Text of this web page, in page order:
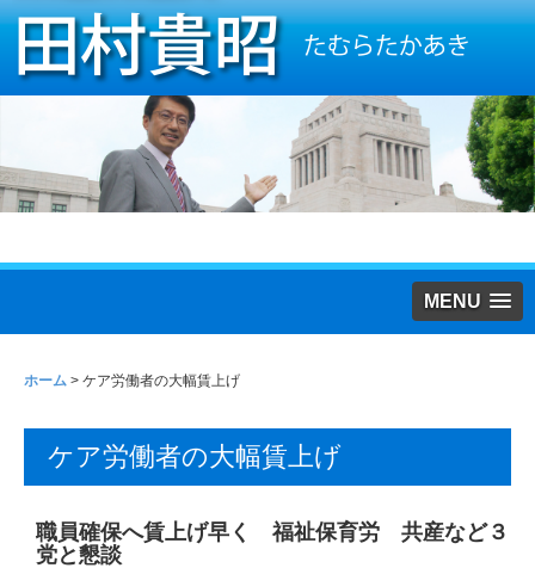
MENU
ホーム > ケア労働者の大幅賃上げ
ケア労働者の大幅賃上げ
職員確保へ賃上げ早く 福祉保育労 共産など３
党と懇談